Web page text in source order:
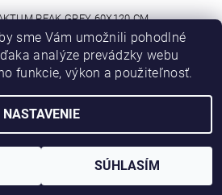
PEAK GREY 60X120 CM
€379(–30 %)
€265
sme Vám umožnili pohodlné
analýze prevádzky webu
funkcie, výkon a použiteľnosť.
NASTAVENIE
SÚHLASÍM